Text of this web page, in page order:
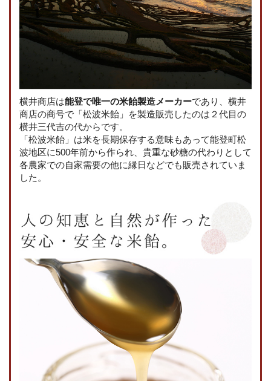
横井商店は能登で唯一の米飴製造メーカーであり、横井
商店の商号で「松波米飴」を製造販売したのは２代目の
横井三代吉の代からです。
「松波米飴」は米を長期保存する意味もあって能登町松
波地区に500年前から作られ、貴重な砂糖の代わりとして
各農家での自家需要の他に縁日などでも販売されていま
した。